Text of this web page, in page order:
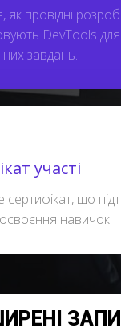
як провідні
DevTools
завдань.
участі
сертифікат, що
навичок.